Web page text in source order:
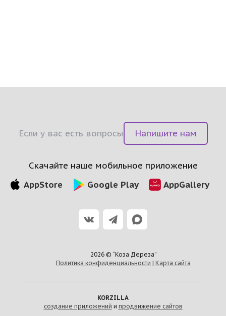
Если у вас есть вопросы Напишите нам
AppStore Google Play AppGallery
2026 © “Коза Дереза”
Политика конфиденциальности | Карта сайта
создание приложений и продвижение сайтов